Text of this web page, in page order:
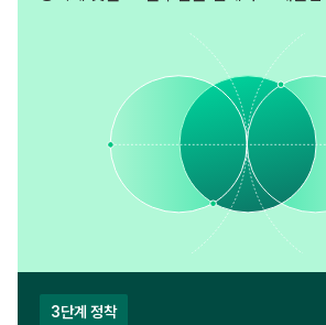
3단계 정착